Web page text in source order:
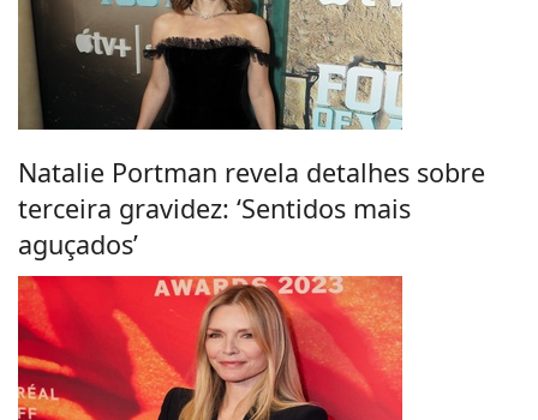
Natalie Portman revela detalhes sobre
terceira gravidez: ‘Sentidos mais
aguçados’